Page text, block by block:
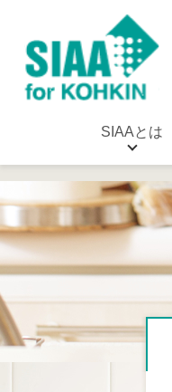
SIAAとは